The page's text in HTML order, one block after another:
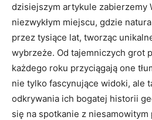
dzisiejszym artykule zabierzemy
niezwykłym miejscu, gdzie natura
przez tysiące lat, tworząc
wybrzeże. Od tajemniczych grot
każdego roku przyciągają one
nie tylko fascynujące widoki, ale
odkrywania ich bogatej historii
się na spotkanie z